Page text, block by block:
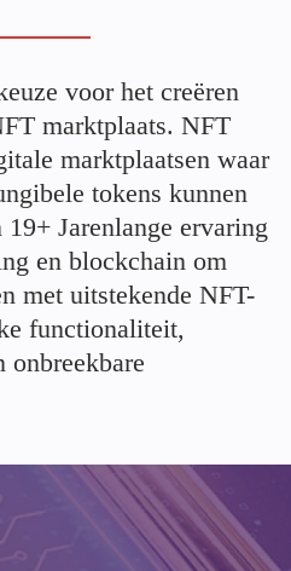
voor het creëren
marktplaats. NFT
marktplaatsen waar
tokens kunnen
19+ Jarenlange ervaring
en blockchain om
met uitstekende NFT-
functionaliteit,
onbreekbare